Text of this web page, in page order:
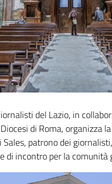
del Lazio, in
di Roma, organizza
Sales, patrono dei
di incontro per la comunità